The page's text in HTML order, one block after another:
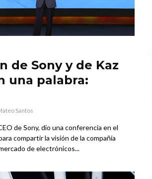
de Sony y de Kaz
una palabra:
Santos
de Sony, dio una conferencia en el
compartir la visión de la compañía
de electrónicos...